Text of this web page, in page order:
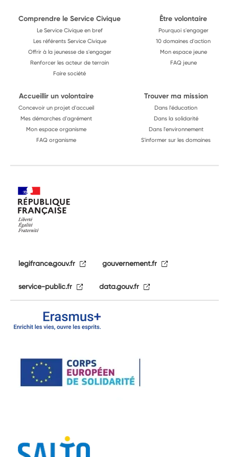
Comprendre le Service Civique
Le Service Civique en bref
Les référents Service Civique
Offrir à la jeunesse de s'engager
Renforcer les acteur de terrain
Faire société
Être volontaire
Pourquoi s'engager
10 domaines d'action
Mon espace jeune
FAQ jeune
Accueillir un volontaire
Concevoir un projet d'accueil
Mes démarches d'agrément
Mon espace organisme
FAQ organisme
Trouver ma mission
Dans l'éducation
Dans la solidarité
Dans l'environnement
S'informer sur les domaines
legifrance.gouv.fr gouvernement.fr
service-public.fr data.gouv.fr